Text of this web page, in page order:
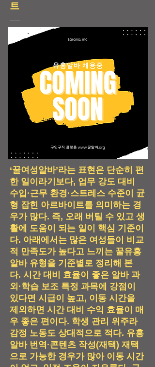
트
‘꿀여성알바’라는 표현은 단순히 편
한 일이라기보다, 업무 강도 대비
수입·근무 환경·스트레스 수준이 균
형 잡힌 아르바이트를 의미하는 경
우가 많다. 즉, 오래 버틸 수 있고 생
활에 도움이 되는 일이 핵심 기준이
다. 아래에서는 많은 여성들이 비교
적 만족도가 높다고 느끼는 꿀유흥
알바 유형을 기준별로 정리해 본
다. 시간 대비 효율이 좋은 알바 과
외·학습 보조 특정 과목에 강점이
있다면 시급이 높고, 이동 시간을
제외하면 시간 대비 수익 효율이 매
우 좋은 편이다. 학생 관리 위주라
감정 노동도 상대적으로 적다. 유흥
알바 번역·콘텐츠 작성(재택) 재택
으로 가능한 경우가 많아 이동 시간